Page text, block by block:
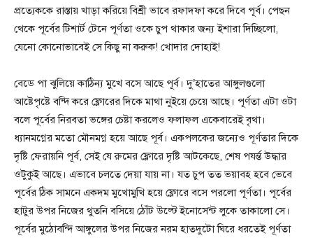
প্রত্যেককে রাস্তায় খাড়া করিয়ে বিশ্রী ভাবে রফাদফা করে দিবে পূর্ব। পেছন
থেকে পূর্বের টিশার্ট টেনে পূর্ণতা ওকে চুপ থাকার জন্য ইশারা দিচ্ছিলো,
যেনো কোনোভাবেই সে কিছু না করুক! খোদার দোহাই!
বেডে পা ঝুলিয়ে কাঠিন্য মুখে বসে আছে পূর্ব। দু’হাতের আঙ্গুলগুলো
আষ্টেপৃষ্টে বন্দি করে ফ্লোরের দিকে মাথা নুইয়ে চেয়ে আছে। পূর্ণতা এটা ওটা
বলে পূর্বের নিরবতা ভঙ্গের চেষ্টা করলেও ফলাফল একেবারেই বৃথা।
ধ্যানমগ্নের মতো মৌনমগ্ন হয়ে আছে পূর্ব। একপলকের জন্যেও পূর্ণতার দিকে
দৃষ্টি ফেরায়নি পূর্ব, সেই যে রুমের ফ্লোরে দৃষ্টি আটকেছে, শেষ পযর্ন্ত উদ্ধার
ওটুকুই আছে। এভাবে চলতে দেয়া যায় না। যত চুপ তত ভয়াবহ হবে ভেবে
পূর্বের ঠিক সামনে একদম মুখোমুখি হয়ে ফ্লোরে বসে পরলো পূর্ণতা। পূর্বের
হাটুর উপর নিজের থুতনি বসিয়ে ঠোঁট উল্টে ইনোসেন্ট লুকে তাকালো সে।
পূর্বের মুঠোবন্দি আঙ্গুলের উপর নিজের নরম হাতদুটো ঘিরে ধরতেই পূর্ণতা